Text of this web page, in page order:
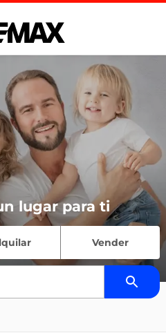
lugar para ti
Vender